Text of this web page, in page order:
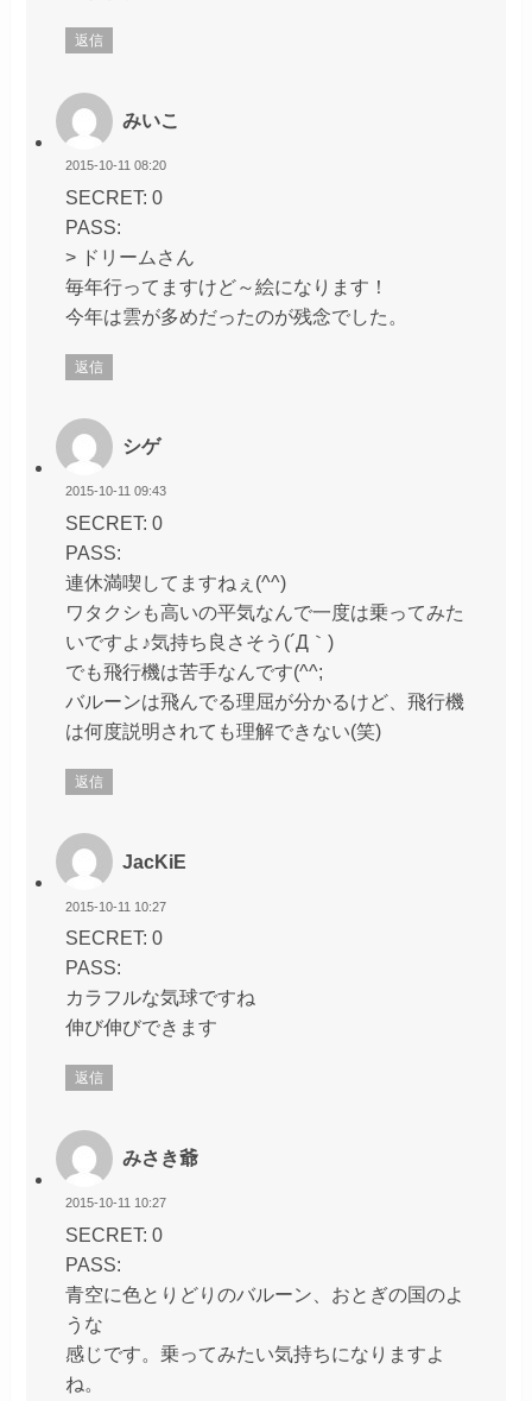
返信
みいこ
2015-10-11 08:20
SECRET: 0
PASS:
> ドリームさん
毎年行ってますけど～絵になります！
今年は雲が多めだったのが残念でした。
返信
シゲ
2015-10-11 09:43
SECRET: 0
PASS:
連休満喫してますねぇ(^^)
ワタクシも高いの平気なんで一度は乗ってみた
いですよ♪気持ち良さそう(´Д｀)
でも飛行機は苦手なんです(^^;
バルーンは飛んでる理屈が分かるけど、飛行機
は何度説明されても理解できない(笑)
返信
JacKiE
2015-10-11 10:27
SECRET: 0
PASS:
カラフルな気球ですね
伸び伸びできます
返信
みさき爺
2015-10-11 10:27
SECRET: 0
PASS:
青空に色とりどりのバルーン、おとぎの国のよ
うな
感じです。乗ってみたい気持ちになりますよ
ね。